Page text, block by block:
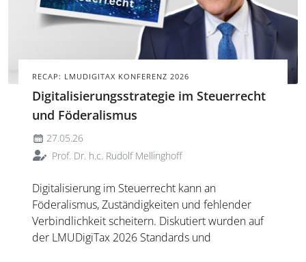
RECAP: LMUDIGITAX KONFERENZ 2026
Digitalisierungsstrategie im Steuerrecht
und Föderalismus
27.05.26
Prof. Dr. h.c. Rudolf Mellinghoff
Digitalisierung im Steuerrecht kann an
Föderalismus, Zuständigkeiten und fehlender
Verbindlichkeit scheitern. Diskutiert wurden auf
der LMUDigiTax 2026 Standards und